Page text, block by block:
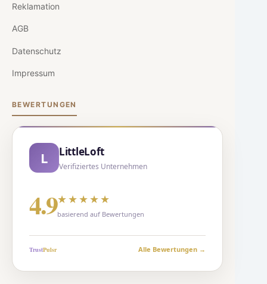
Reklamation
AGB
Datenschutz
Impressum
BEWERTUNGEN
L LittleLoft
Verifiziertes Unternehmen
4.9★★★★★
basierend auf Bewertungen
TrustPulsr Alle Bewertungen →